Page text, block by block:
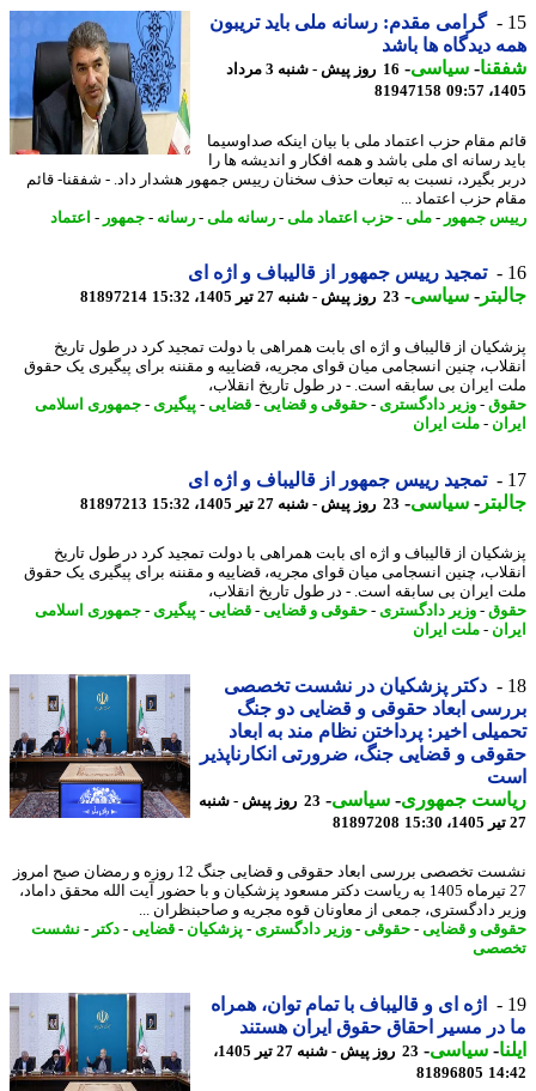
گرامی مقدم: رسانه ملی باید تریبون
دیدگاه ها باشد
-سیاسی-
16 روز پیش - شنبه 3 مرداد
81947158
مقام حزب اعتماد ملی با بیان اینکه صداوسیما
رسانه ای ملی باشد و همه افکار و اندیشه ها را
بگیرد، نسبت به تبعات حذف سخنان رییس جمهور هشدار داد. - شفقنا- قائم
حزب اعتماد ...
جمهور-ملی -حزب اعتماد ملی -رسانه ملی -رسانه-جمهور-اعتماد
تمجید رییس جمهور از قالیباف و اژه ای
-سیاسی-23 روز پیش - شنبه 27 تیر 1405، 15:32 81897214
از قالیباف و اژه ای بابت همراهی با دولت تمجید کرد در طول تاریخ
چنین انسجامی میان قوای مجریه، قضاییه و مقننه برای پیگیری یک حقوق
ایران بی سابقه است. - در طول تاریخ انقلاب،
-وزیر دادگستری- حقوقی و قضایی-قضایی-پیگیری- جمهوری اسلامی
- ملت ایران
تمجید رییس جمهور از قالیباف و اژه ای
-سیاسی-23 روز پیش - شنبه 27 تیر 1405، 15:32 81897213
از قالیباف و اژه ای بابت همراهی با دولت تمجید کرد در طول تاریخ
چنین انسجامی میان قوای مجریه، قضاییه و مقننه برای پیگیری یک حقوق
ایران بی سابقه است. - در طول تاریخ انقلاب،
-وزیر دادگستری- حقوقی و قضایی-قضایی-پیگیری- جمهوری اسلامی
- ملت ایران
دکتر پزشکیان در نشست تخصصی
ابعاد حقوقی و قضایی دو جنگ
اخیر: پرداختن نظام مند به ابعاد
و قضایی جنگ، ضرورتی انکارناپذیر
جمهوری- سیاسی-
23 روز پیش - شنبه
81897208
نشست تخصصی بررسی ابعاد حقوقی و قضایی جنگ 12 روزه و رمضان صبح امروز
27 تیرماه 1405 به ریاست دکتر مسعود پزشکیان و با حضور آیت الله محقق داماد،
دادگستری، جمعی از معاونان قوه مجریه و صاحبنظران ...
و قضایی-حقوقی-وزیر دادگستری- پزشکیان-قضایی-دکتر -نشست
اژه ای و قالیباف با تمام توان، همراه
در مسیر احقاق حقوق ایران هستند
-سیاسی-
23 روز پیش - شنبه 27 تیر 1405،
81896805